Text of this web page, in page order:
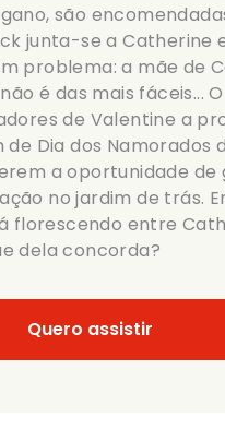
são
junta-se a Catherine
problema: a mãe de
é das mais fáceis...
de Valentine a
Dia dos Namorados
a oportunidade de
no jardim de trás.
florescendo entre
dela concorda?
Quero assistir